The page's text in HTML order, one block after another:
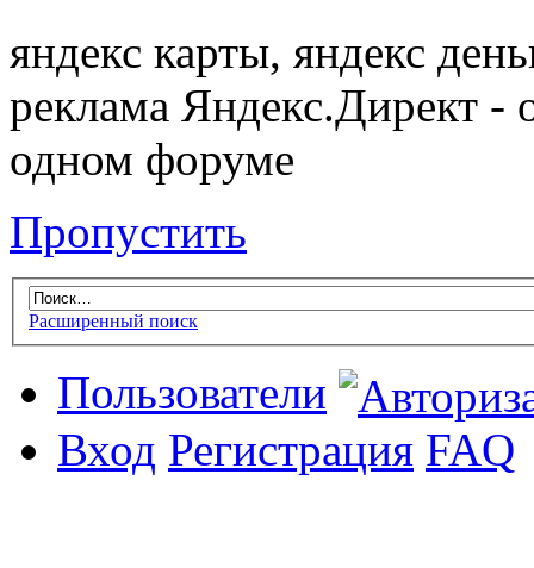
яндекс карты, яндекс
реклама Яндекс.Директ -
одном форуме
Пропустить
Расширенный поиск
Пользователи
Вход Регистрация FAQ